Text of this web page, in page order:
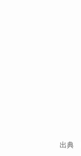
出典